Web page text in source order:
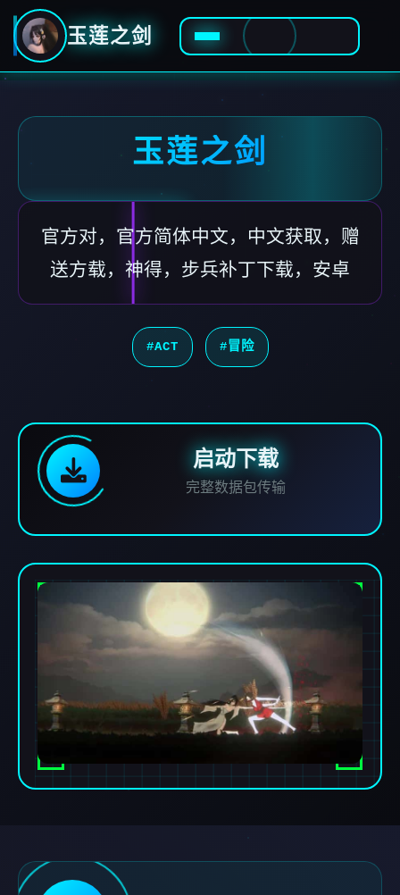
玉莲之剑
玉莲之剑
官方对，官方简体中文，中文获取，赠
送方载，神得，步兵补丁下载，安卓
#ACT #冒险
启动下载
完整数据包传输